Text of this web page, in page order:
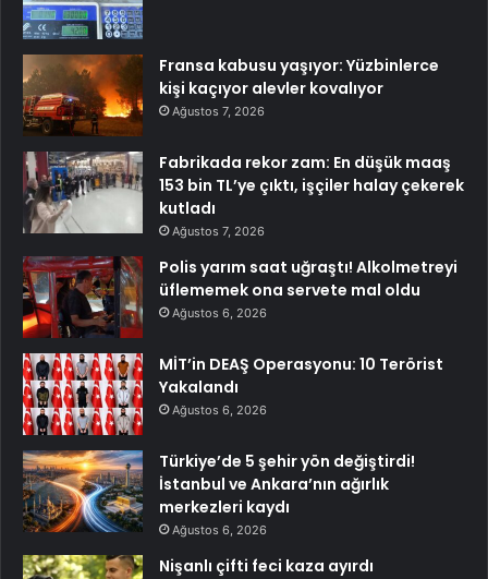
Fransa kabusu yaşıyor: Yüzbinlerce
kişi kaçıyor alevler kovalıyor
Ağustos 7, 2026
Fabrikada rekor zam: En düşük maaş
153 bin TL’ye çıktı, işçiler halay çekerek
kutladı
Ağustos 7, 2026
Polis yarım saat uğraştı! Alkolmetreyi
üflememek ona servete mal oldu
Ağustos 6, 2026
MİT’in DEAŞ Operasyonu: 10 Terörist
Yakalandı
Ağustos 6, 2026
Türkiye’de 5 şehir yön değiştirdi!
İstanbul ve Ankara’nın ağırlık
merkezleri kaydı
Ağustos 6, 2026
Nişanlı çifti feci kaza ayırdı